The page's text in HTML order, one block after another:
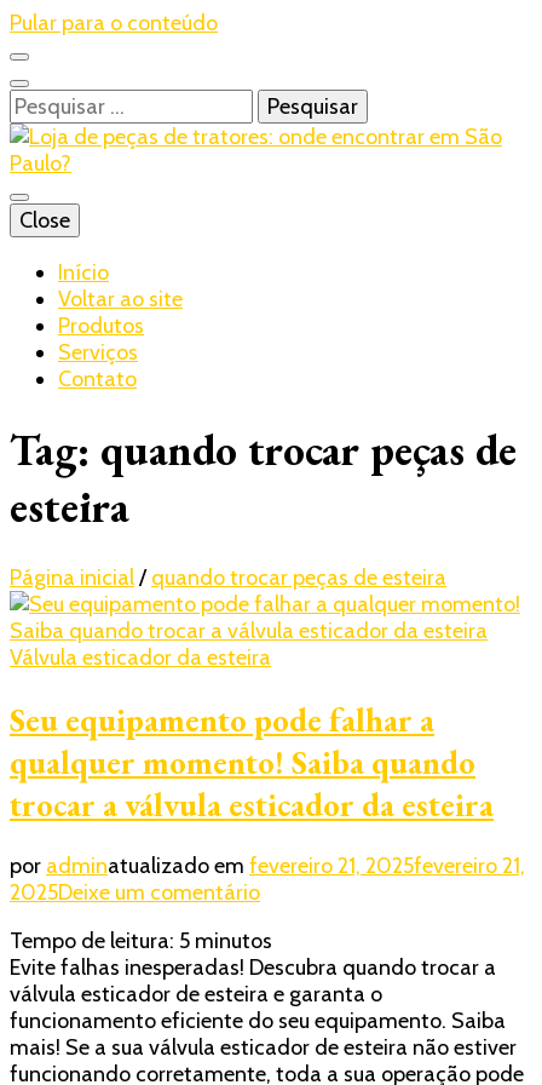
Pular para o conteúdo
Pesquisar
por:
Realtrac
Blog – Realtrac
Close
Início
Voltar ao site
Produtos
Serviços
Contato
Tag: quando trocar peças de
esteira
Página inicial/ quando trocar peças de esteira
Válvula esticador da esteira
Seu equipamento pode falhar a
qualquer momento! Saiba quando
trocar a válvula esticador da esteira
por adminatualizado em fevereiro 21, 2025fevereiro 21,
2025Deixe um comentárioem
equipamento
pode
falhar
a
qualquer
momento!
Tempo de leitura: 5 minutos
Evite falhas inesperadas! Descubra quando trocar a
válvula esticador de esteira e garanta o
funcionamento eficiente do seu equipamento. Saiba
mais! Se a sua válvula esticador de esteira não estiver
funcionando corretamente, toda a sua operação pode